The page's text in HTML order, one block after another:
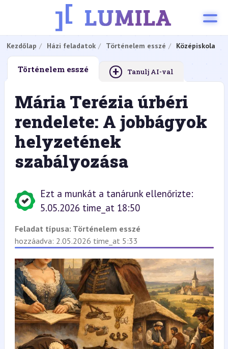
Kezdőlap Házi feladatok Történelem esszé Középiskola
Történelem esszé + Tanulj AI-val
Mária Terézia úrbéri
rendelete: A jobbágyok
helyzetének
szabályozása
Ezt a munkát a tanárunk ellenőrizte:
5.05.2026 time_at 18:50
Feladat típusa: Történelem esszé
hozzáadva: 2.05.2026 time_at 5:33